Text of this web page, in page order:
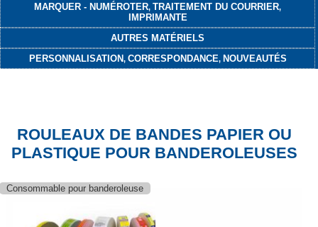
MARQUER - NUMÉROTER,TRAITEMENT DU COURRIER,
IMPRIMANTE
AUTRES MATÉRIELS
PERSONNALISATION, CORRESPONDANCE, NOUVEAUTÉS
ROULEAUX DE BANDES PAPIER OU
PLASTIQUE POUR BANDEROLEUSES
Consommable pour banderoleuse